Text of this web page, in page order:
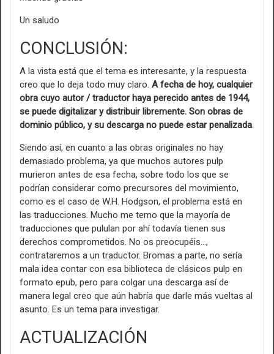
Un saludo
CONCLUSIÓN:
A la vista está que el tema es interesante, y la respuesta
creo que lo deja todo muy claro. A fecha de hoy, cualquier
obra cuyo autor / traductor haya perecido antes de 1944,
se puede digitalizar y distribuir libremente. Son obras de
dominio público, y su descarga no puede estar penalizada.
Siendo así, en cuanto a las obras originales no hay
demasiado problema, ya que muchos autores pulp
murieron antes de esa fecha, sobre todo los que se
podrían considerar como precursores del movimiento,
como es el caso de W.H. Hodgson, el problema está en
las traducciones. Mucho me temo que la mayoría de
traducciones que pululan por ahí todavía tienen sus
derechos comprometidos. No os preocupéis...,
contrataremos a un traductor. Bromas a parte, no sería
mala idea contar con esa biblioteca de clásicos pulp en
formato epub, pero para colgar una descarga así de
manera legal creo que aún habría que darle más vueltas al
asunto. Es un tema para investigar.
ACTUALIZACIÓN